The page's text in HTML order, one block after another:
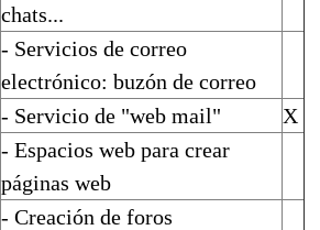
chats...
- Servicios de correo
electrónico: buzón de correo
- Servicio de "web mail"
X
- Espacios web para crear
páginas web
- Creación de foros